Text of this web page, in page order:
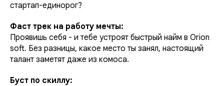
стартап-единорог?
Фаст трек на работу мечты:
Проявишь себя - и тебе устроят быстрый найм в Orion
soft. Без разницы, какое место ты занял, настоящий
талант заметят даже из комоса.
Буст по скиллу: